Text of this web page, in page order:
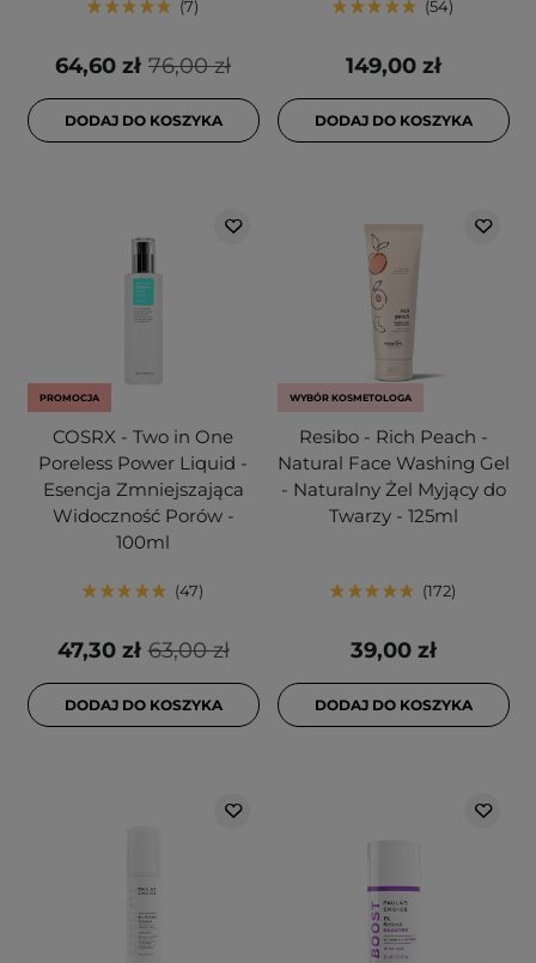
7
76,00 zł
64,60 zł
DODAJ DO KOSZYKA
54
149,00 zł
DODAJ DO KOSZYKA
PROMOCJA
COSRX - Two in One
Poreless Power Liquid -
Esencja Zmniejszająca
Widoczność Porów -
100ml
47
63,00 zł
47,30 zł
DODAJ DO KOSZYKA
WYBÓR KOSMETOLOGA
Resibo - Rich Peach -
Natural Face Washing Gel
- Naturalny Żel Myjący do
Twarzy - 125ml
172
39,00 zł
DODAJ DO KOSZYKA